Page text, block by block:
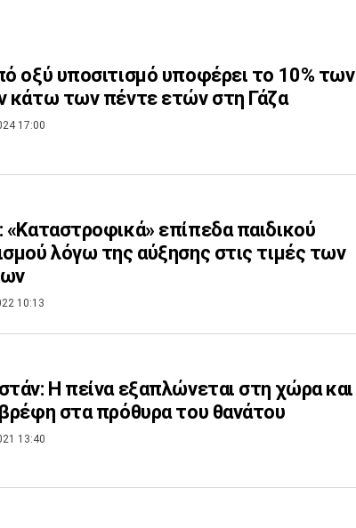
οξύ υποσιτισμό υποφέρει το 10% των
κάτω των πέντε ετών στη Γάζα
17:00
«Καταστροφικά» επίπεδα παιδικού
λόγω της αύξησης στις τιμές των
10:13
Η πείνα εξαπλώνεται στη χώρα και
στα πρόθυρα του θανάτου
13:40